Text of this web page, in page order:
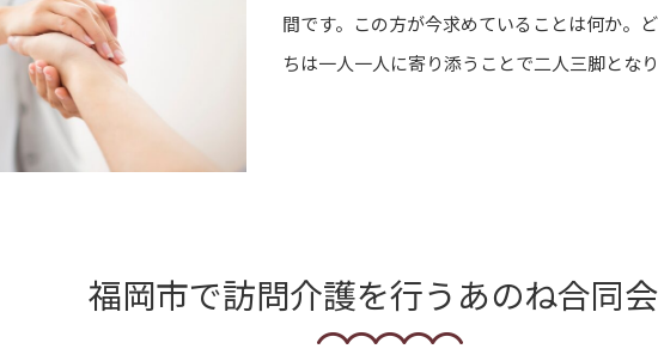
間です。この方が今求めていることは何か。
ちは一人一人に寄り添うことで二人三脚とな
福岡市で訪問介護を行うあのね合同